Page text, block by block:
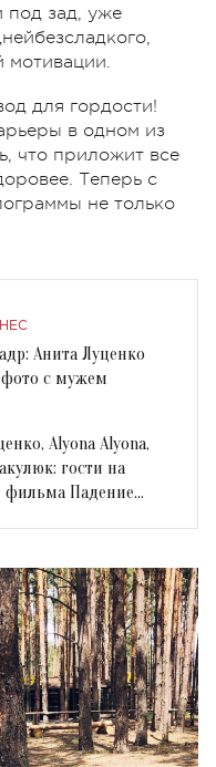
под зад, уже
мотивации.
для гордости!
в одном из
что приложит все
Теперь с
не только
Анита Луценко
фото с мужем
Alyona Alyona,
гости на
фильма Падение